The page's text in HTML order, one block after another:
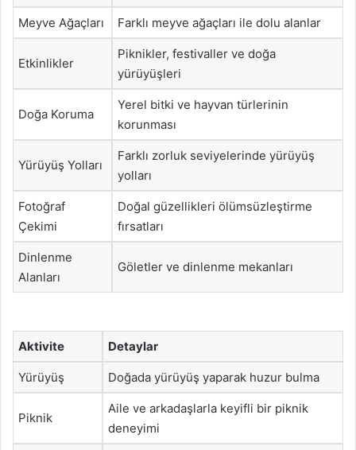
Meyve Ağaçları Farklı meyve ağaçları ile dolu alanlar
Etkinlikler
Piknikler, festivaller ve doğa
yürüyüşleri
Doğa Koruma
Yerel bitki ve hayvan türlerinin
korunması
Yürüyüş Yolları
Farklı zorluk seviyelerinde yürüyüş
yolları
Fotoğraf
Çekimi
Doğal güzellikleri ölümsüzleştirme
fırsatları
Dinlenme
Alanları
Göletler ve dinlenme mekanları
Aktivite Detaylar
Yürüyüş Doğada yürüyüş yaparak huzur bulma
Piknik
Aile ve arkadaşlarla keyifli bir piknik
deneyimi